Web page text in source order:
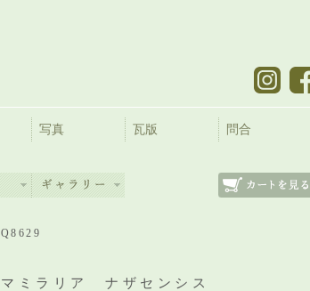
写真 瓦版 問合
Q8629
マミラリア ナザセンシス